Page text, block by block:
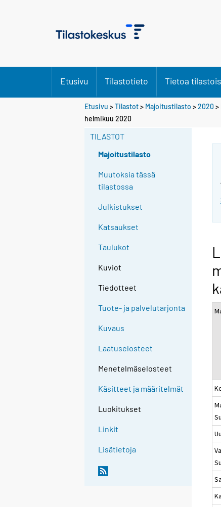
Etusivu Tilastotieto Tietoa
Etusivu >Tilastot> Majoitustilasto >2020 >
helmikuu 2020
TILASTOT
Majoitustilasto
Muutoksia tässä
tilastossa
Julkistukset
Katsaukset
Taulukot
Kuviot
Tiedotteet
Tuote- ja palvelutarjonta
Kuvaus
Laatuselosteet
Menetelmäselosteet
Käsitteet ja määritelmät
Luokitukset
Linkit
Lisätietoja